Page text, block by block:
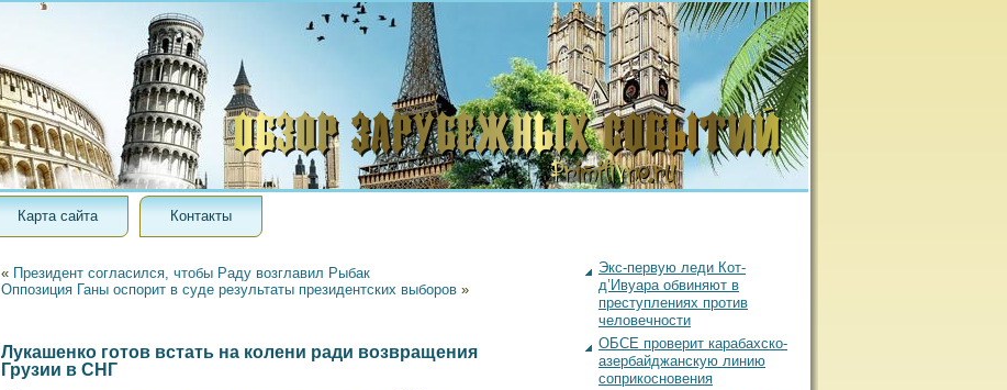
Карта сайта Контакты
« Президент согласился, чтобы Раду возглавил Рыбак
Оппозиция Ганы оспорит в суде результаты президентских выборов »
Лукашенко готов встать на колени ради возвращения
Грузии в СНГ
Экс-первую леди Кот-
д’Ивуара обвиняют в
преступлениях против
человечности
ОБСЕ проверит карабахско-
азербайджанскую линию
соприкосновения